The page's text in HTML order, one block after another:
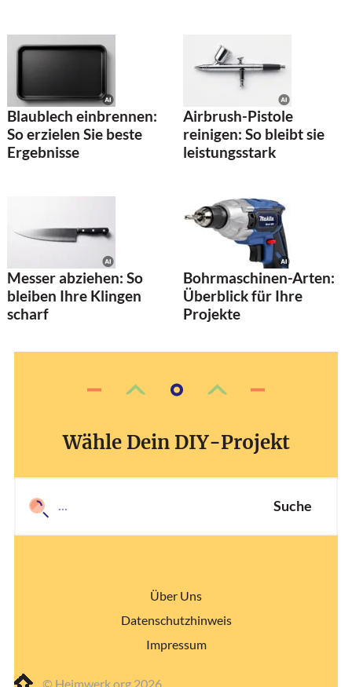
Blaublech einbrennen:
So erzielen Sie beste
Ergebnisse
Airbrush-Pistole
reinigen: So bleibt sie
leistungsstark
Messer abziehen: So
bleiben Ihre Klingen
scharf
Bohrmaschinen-Arten:
Überblick für Ihre
Projekte
Wähle Dein DIY-Projekt
Suche
© Heimwerk.org 2026.
Über Uns
Datenschutzhinweis
Impressum